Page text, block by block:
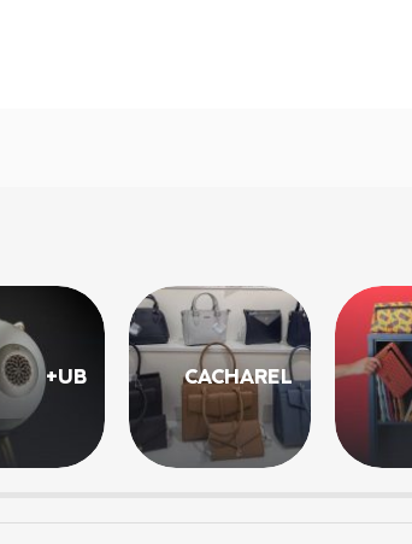
CACHAREL
UB+